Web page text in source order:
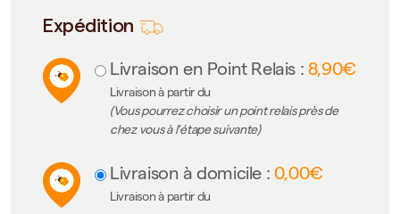
Expédition
Livraison en Point Relais : 8,90€
Livraison à partir du
(Vous pourrez choisir un point relais près de
chez vous à l'étape suivante)
Livraison à domicile : 0,00€
Livraison à partir du